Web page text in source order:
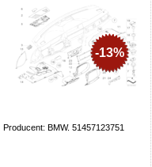
Producent: BMW. 51457123751
-13%